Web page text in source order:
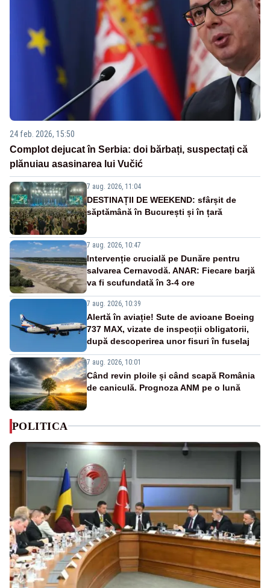
24 feb. 2026, 15:50
Complot dejucat în Serbia: doi bărbați, suspectați că
plănuiau asasinarea lui Vučić
7 aug. 2026, 11:04
DESTINAȚII DE WEEKEND: sfârșit de
săptămână în București și în țară
7 aug. 2026, 10:47
Intervenție crucială pe Dunăre pentru
salvarea Cernavodă. ANAR: Fiecare barjă
va fi scufundată în 3-4 ore
7 aug. 2026, 10:39
Alertă în aviație! Sute de avioane Boeing
737 MAX, vizate de inspecții obligatorii,
după descoperirea unor fisuri în fuselaj
7 aug. 2026, 10:01
Când revin ploile și când scapă România
de caniculă. Prognoza ANM pe o lună
POLITICA